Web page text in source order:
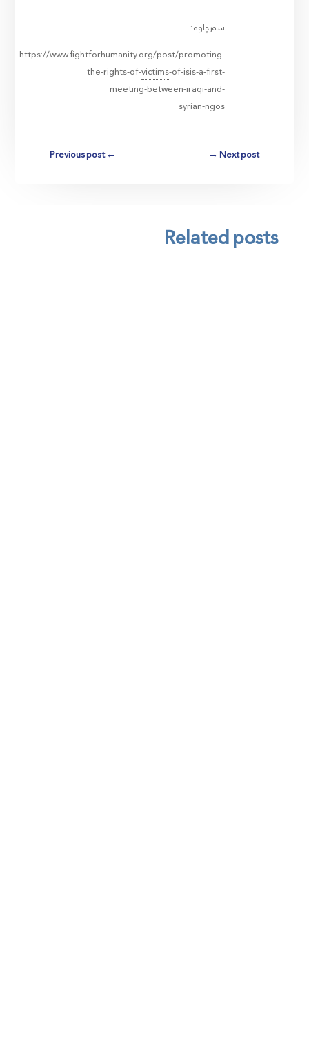
سەرچاوە :
https://www.fightforhumanity.org/post/promoting-
the-rights-of-victims-of-isis-a-first-
meeting-between-iraqi-and-
syrian-ngos
←
Previous post Next post
→
Related posts